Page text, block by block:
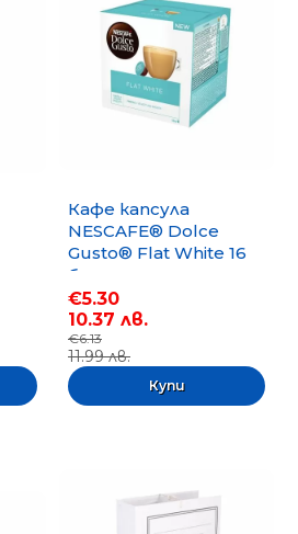
Кафе капсула
NESCAFE® Dolce
Gusto® Flat White 16
бр.
€5.30
10.37 лв.
€6.13
11.99 лв.